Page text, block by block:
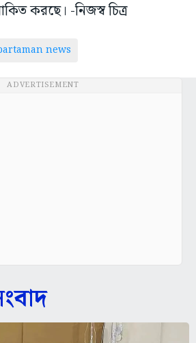
করছে। -নিজস্ব চিত্র
news
ADVERTISEMENT